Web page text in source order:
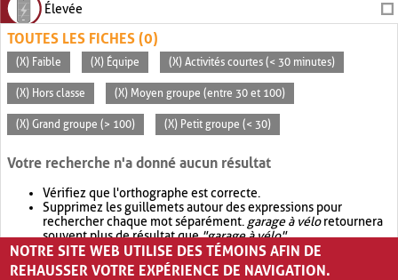
Élevée
TOUTES LES FICHES (0)
(X) Faible (X) Équipe (X) Activités courtes (< 30 minutes)
(X) Hors classe (X) Moyen groupe (entre 30 et 100)
(X) Grand groupe (> 100) (X) Petit groupe (< 30)
Votre recherche n'a donné aucun résultat
Vérifiez que l'orthographe est correcte.
Supprimez les guillemets autour des expressions pour
rechercher chaque mot séparément. garage à véloretournera
souvent plus de résultat que"garage à vélo".
Envisagez d'élargir votre recherche avec OR.garage OR vélo
retournera souvent plus de résultat quegarage à vélo
NOTRE SITE WEB UTILISE DES TÉMOINS AFIN DE
REHAUSSER VOTRE EXPÉRIENCE DE NAVIGATION.